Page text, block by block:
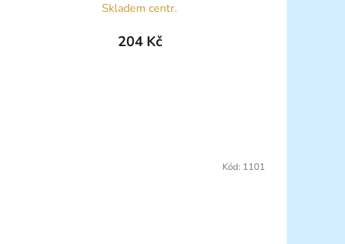
Skladem centr.
204 Kč
Kód: 1101